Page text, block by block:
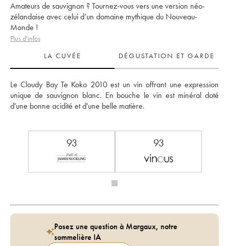
Amateurs de sauvignon ? Tournez-vous vers une version néo-
zélandaise avec celui d’un domaine mythique du Nouveau-
Monde !
Plus d'infos
LA CUVÉE
DÉGUSTATION ET GARDE
Le Cloudy Bay Te Koko 2010 est un vin offrant une expression
unique de sauvignon blanc. En bouche le vin est minéral doté
d'une bonne acidité et d'une belle matière.
93 93
Posez une question à Margaux, notre
sommelière IA